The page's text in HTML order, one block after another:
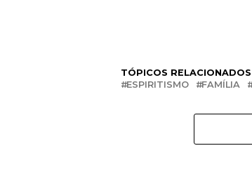
TÓPICOS RELACIONADOS
ESPIRITISMO
FAMÍLIA